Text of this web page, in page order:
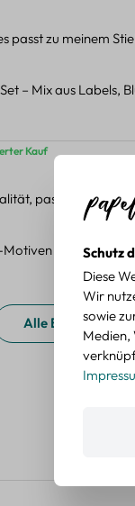
passt zu meinem
– Mix aus Labels,
Sternen
Kauf
passt gut zu
– 40-teiliges
Alle Bewertungen
Schutz
Diese
Wir
sowie
Medien,